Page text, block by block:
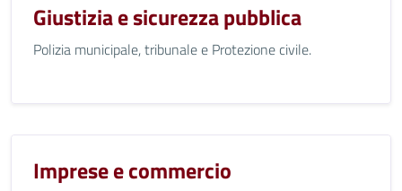
Giustizia e sicurezza pubblica
Polizia municipale, tribunale e Protezione civile.
Imprese e commercio